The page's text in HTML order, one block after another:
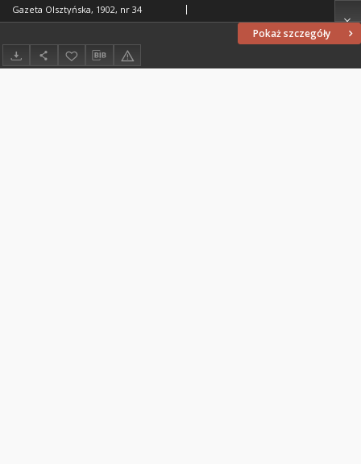
Pokaż szczegóły
Gazeta Olsztyńska, 1902, nr 34